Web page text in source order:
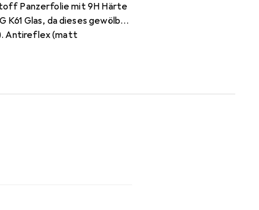
Panzerfolie mit 9H Härte
K61 Glas, da dieses gewölbt
Antireflex (matt